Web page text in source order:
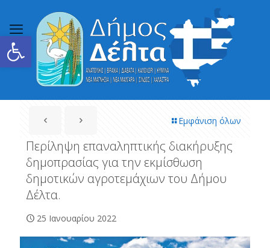
Ανοίξτε τη γραμμή εργαλείων
Εμφάνιση όλων
Περίληψη επαναληπτικής διακήρυξης
δημοπρασίας για την εκμίσθωση
δημοτικών αγροτεμάχιων του Δήμου
Δέλτα.
25 Ιανουαρίου 2022